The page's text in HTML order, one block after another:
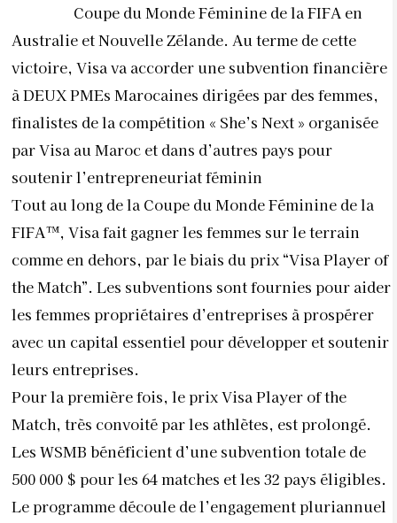
Coupe du Monde Féminine de la FIFA en
Australie et Nouvelle Zélande. Au terme de cette
victoire, Visa va accorder une subvention financière
à DEUX PMEs Marocaines dirigées par des femmes,
finalistes de la compétition « She’s Next » organisée
par Visa au Maroc et dans d’autres pays pour
soutenir l’entrepreneuriat féminin
Tout au long de la Coupe du Monde Féminine de la
FIFA™, Visafait gagner les femmes sur le terrain
comme en dehors, par le biais du prix “Visa Player of
the Match”. Les subventions sont fournies pour aider
les femmes propriétaires d’entreprises à prospérer
avec un capital essentiel pour développer et soutenir
leurs entreprises.
Pour la première fois, le prix Visa Player of the
Match, très convoité par les athlètes, est prolongé.
Les WSMB bénéficient d’une subvention totale de
500 000 $ pour les 64 matches et les 32 pays éligibles.
Le programme découle de l’engagement pluriannuel